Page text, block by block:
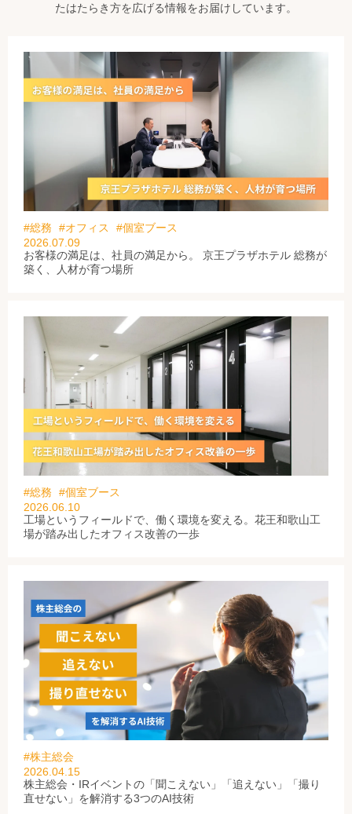
たはたらき方を広げる情報をお届けしています。
#総務 #オフィス
#個室ブース
2026.07.09
お客様の満足は、社員の満足から。 京王プラザホテル 総務が
築く、人材が育つ場所
#総務
#個室ブース
2026.06.10
工場というフィールドで、働く環境を変える。花王和歌山工
場が踏み出したオフィス改善の一歩
#株主総会
2026.04.15
株主総会・IRイベントの「聞こえない」「追えない」「撮り
直せない」を解消する3つのAI技術